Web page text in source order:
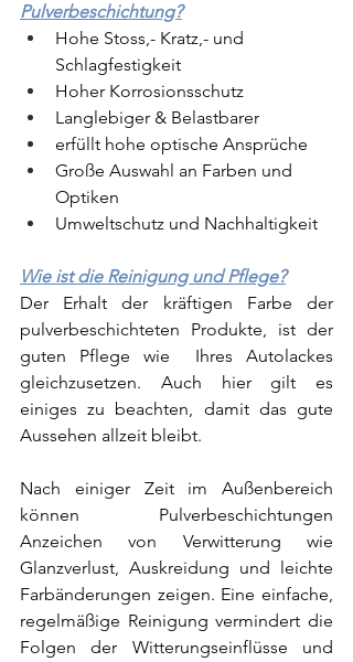
Pulverbeschichtung?
Hohe Stoss,- Kratz,- und
Schlagfestigkeit
Hoher Korrosionsschutz
Langlebiger & Belastbarer
erfüllt hohe optische Ansprüche
Große Auswahl an Farben und
Optiken
Umweltschutz und Nachhaltigkeit
Wie ist die Reinigung und Pflege?
Der Erhalt der kräftigen Farbe der
pulverbeschichteten Produkte, ist der
guten Pflege wie  Ihres Autolackes
gleichzusetzen. Auch hier gilt es
einiges zu beachten, damit das gute
Aussehen allzeit bleibt.
Nach einiger Zeit im Außenbereich
können Pulverbeschichtungen
Anzeichen von Verwitterung wie
Glanzverlust, Auskreidung und leichte
Farbänderungen zeigen. Eine einfache,
regelmäßige Reinigung vermindert die
Folgen der Witterungseinflüsse und